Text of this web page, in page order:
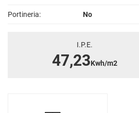
Portineria: No
I.P.E.
47,23Kwh/m2